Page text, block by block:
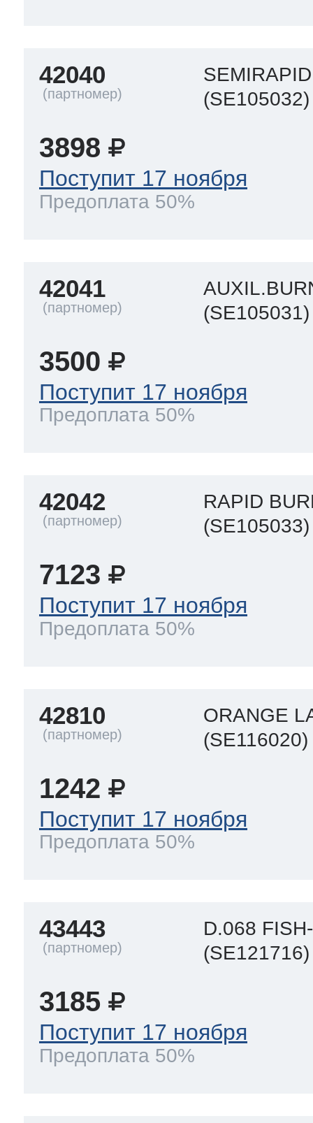
42040
(SE105032)
3898
Поступит 17 ноября
Предоплата 50%
42041
(SE105031)
3500
Поступит 17 ноября
Предоплата 50%
42042
RAPID
(SE105033)
7123
Поступит 17 ноября
Предоплата 50%
42810
ORANGE
(SE116020)
1242
Поступит 17 ноября
Предоплата 50%
43443
D.068
(SE121716)
3185
Поступит 17 ноября
Предоплата 50%